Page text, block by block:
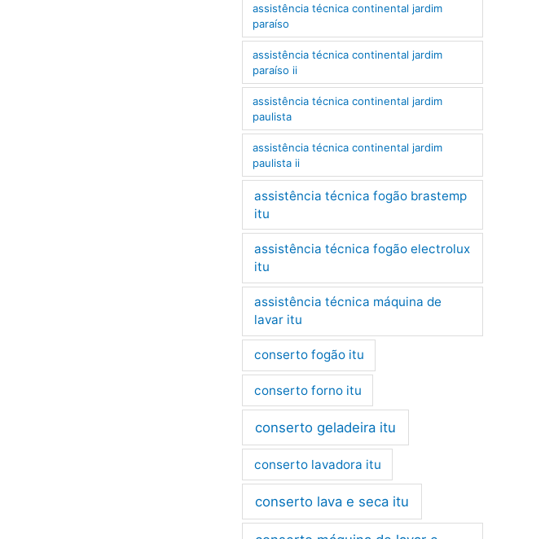
assistência técnica continental jardim
paraíso
assistência técnica continental jardim
paraíso ii
assistência técnica continental jardim
paulista
assistência técnica continental jardim
paulista ii
assistência técnica fogão brastemp
itu
assistência técnica fogão electrolux
itu
assistência técnica máquina de
lavar itu
conserto fogão itu
conserto forno itu
conserto geladeira itu
conserto lavadora itu
conserto lava e seca itu